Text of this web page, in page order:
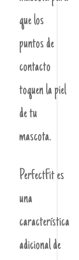
que los
puntos de
contacto
toquen la piel
de tu
mascota.
PerfectFit es
una
característica
adicional de